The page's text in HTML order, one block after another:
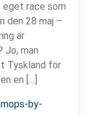
eget race som
den 28 maj –
är
Jo, man
Tyskland för
en […]
by-